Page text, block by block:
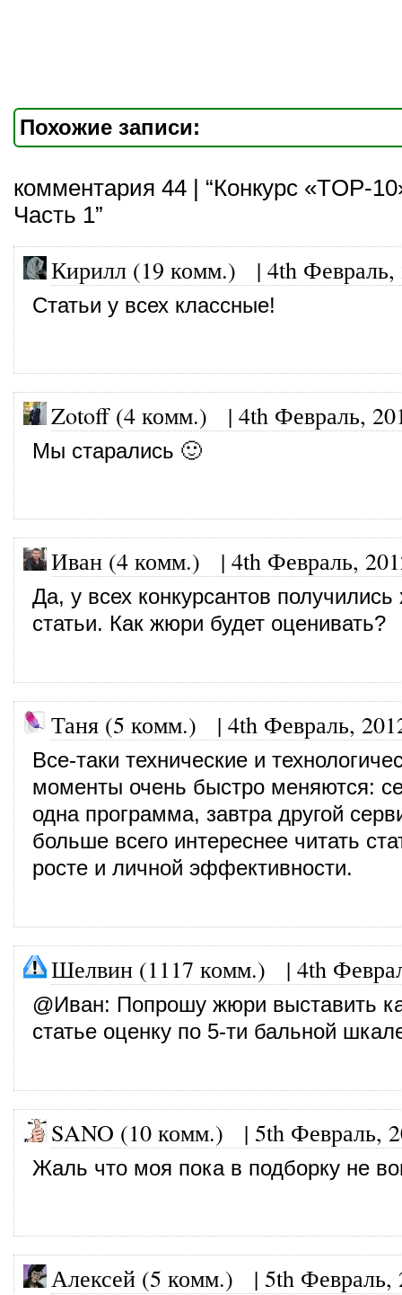
Похожие записи:
комментария 44 | “Конкурс «TOP-
Часть 1”
Кирилл (19 комм.) | 4th Февраль,
Статьи у всех классные!
Zotoff (4 комм.) | 4th Февраль,
Мы старались 🙂
Иван (4 комм.) | 4th Февраль,
Да, у всех конкурсантов
статьи. Как жюри будет оценивать?
Таня (5 комм.) | 4th Февраль,
Все-таки технические и
моменты очень быстро меняются:
одна программа, завтра другой
больше всего интереснее читать
росте и личной эффективности.
Шелвин (1117 комм.) | 4th
@Иван: Попрошу жюри выставить
статье оценку по 5-ти бальной
SANO (10 комм.) | 5th Февраль,
Жаль что моя пока в подборку не
Алексей (5 комм.) | 5th Февраль,